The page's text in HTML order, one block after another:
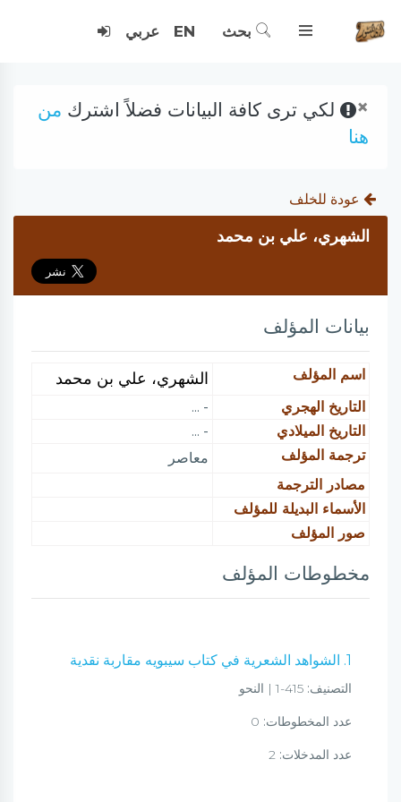
بحث EN عربي
× لكي ترى كافة البيانات فضلاً اشترك من
هنا
عودة للخلف
الشهري، علي بن محمد
بيانات المؤلف
اسم المؤلف الشهري، علي بن محمد
التاريخ الهجري
- ...
التاريخ الميلادي
- ...
ترجمة المؤلف
معاصر
مصادر الترجمة
الأسماء البديلة للمؤلف
صور المؤلف
مخطوطات المؤلف
1. الشواهد الشعرية في كتاب سيبويه مقاربة نقدية
التصنيف:
عدد المخطوطات:
عدد المدخلات: